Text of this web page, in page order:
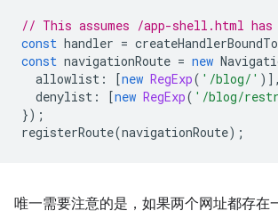
// This assumes /app-shell.html has
const handler =
const navigationRoute = new
allowlist : [new RegExp( '/blog/' )],
denylist : [new RegExp( '/blog/
});
registerRoute(navigationRoute);
唯一需要注意的是，如果两个网址都存在